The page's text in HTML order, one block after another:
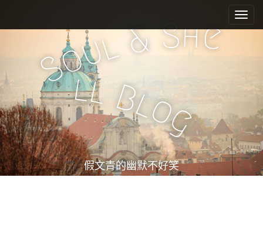
e
n
u
i
c
n
t
e
n
t
S
oul&She
ll Blog
假文青的幽默不好笑